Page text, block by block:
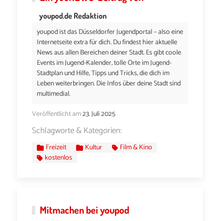
youpod.de Redaktion
youpod ist das Düsseldorfer Jugendportal – also eine
Internetseite extra für dich. Du findest hier aktuelle
News aus allen Bereichen deiner Stadt. Es gibt coole
Events im Jugend-Kalender, tolle Orte im Jugend-
Stadtplan und Hilfe, Tipps und Tricks, die dich im
Leben weiterbringen. Die Infos über deine Stadt sind
multimedial.
Veröffentlicht am23. Juli 2025
Schlagworte & Kategorien:
Freizeit Kultur
Film & Kino
kostenlos
Mitmachen bei youpod